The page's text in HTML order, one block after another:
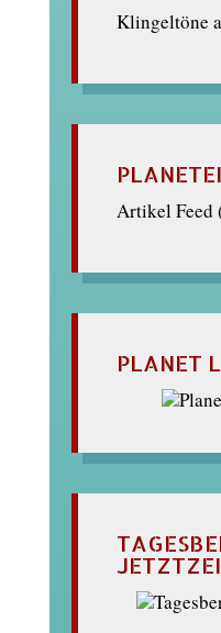
Klingeltöne
Artikel Feed
PLANET